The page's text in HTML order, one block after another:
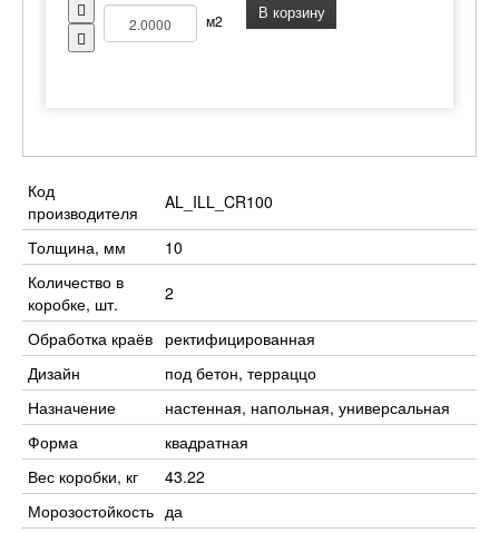
м2 В корзину
Код
производителя
AL_ILL_CR100
Толщина, мм
10
Количество в
коробке, шт.
2
Обработка краёв ректифицированная
Дизайн
под бетон, терраццо
Назначение
настенная, напольная, универсальная
Форма
квадратная
Вес коробки, кг
43.22
Морозостойкость да